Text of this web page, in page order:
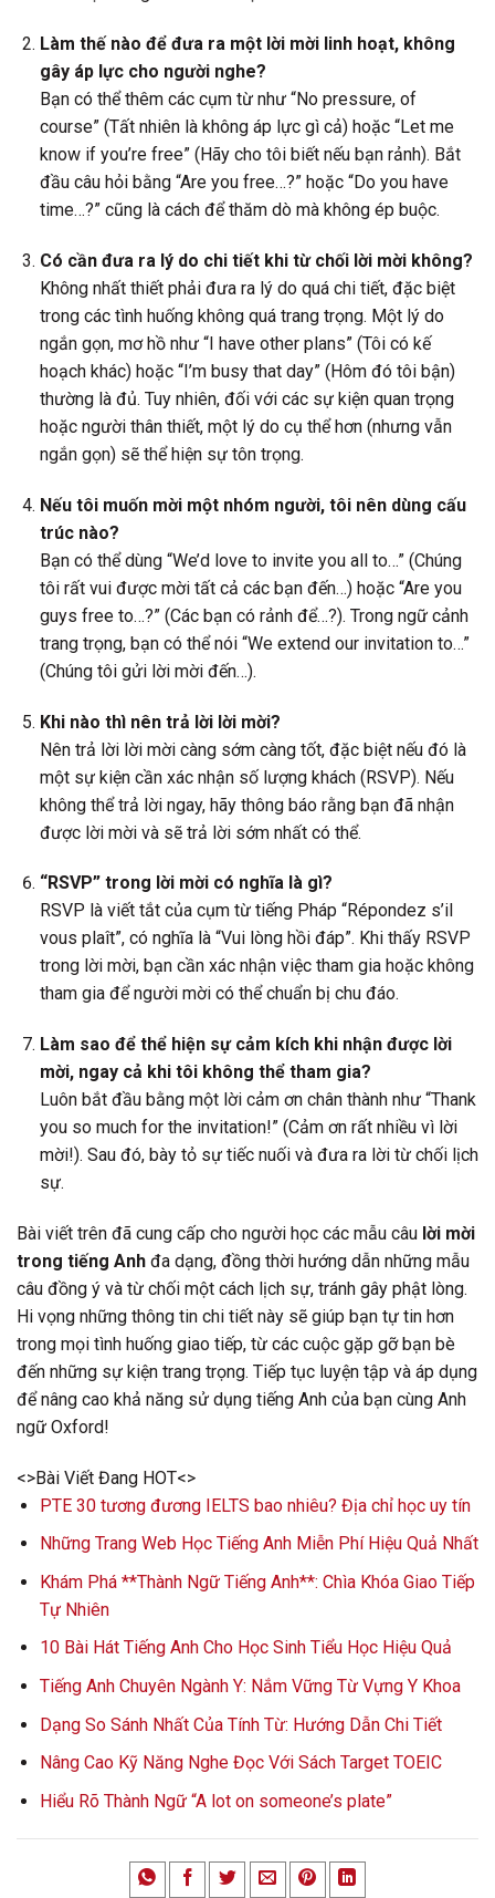
Làm thế nào để đưa ra một lời mời linh hoạt, không
gây áp lực cho người nghe?
Bạn có thể thêm các cụm từ như “No pressure, of
course” (Tất nhiên là không áp lực gì cả) hoặc “Let me
know if you’re free” (Hãy cho tôi biết nếu bạn rảnh). Bắt
đầu câu hỏi bằng “Are you free…?” hoặc “Do you have
time…?” cũng là cách để thăm dò mà không ép buộc.
Có cần đưa ra lý do chi tiết khi từ chối lời mời không?
Không nhất thiết phải đưa ra lý do quá chi tiết, đặc biệt
trong các tình huống không quá trang trọng. Một lý do
ngắn gọn, mơ hồ như “I have other plans” (Tôi có kế
hoạch khác) hoặc “I’m busy that day” (Hôm đó tôi bận)
thường là đủ. Tuy nhiên, đối với các sự kiện quan trọng
hoặc người thân thiết, một lý do cụ thể hơn (nhưng vẫn
ngắn gọn) sẽ thể hiện sự tôn trọng.
Nếu tôi muốn mời một nhóm người, tôi nên dùng cấu
trúc nào?
Bạn có thể dùng “We’d love to invite you all to…” (Chúng
tôi rất vui được mời tất cả các bạn đến…) hoặc “Are you
guys free to…?” (Các bạn có rảnh để…?). Trong ngữ cảnh
trang trọng, bạn có thể nói “We extend our invitation to…”
(Chúng tôi gửi lời mời đến…).
Khi nào thì nên trả lời lời mời?
Nên trả lời lời mời càng sớm càng tốt, đặc biệt nếu đó là
một sự kiện cần xác nhận số lượng khách (RSVP). Nếu
không thể trả lời ngay, hãy thông báo rằng bạn đã nhận
được lời mời và sẽ trả lời sớm nhất có thể.
“RSVP” trong lời mời có nghĩa là gì?
RSVP là viết tắt của cụm từ tiếng Pháp “Répondez s’il
vous plaît”, có nghĩa là “Vui lòng hồi đáp”. Khi thấy RSVP
trong lời mời, bạn cần xác nhận việc tham gia hoặc không
tham gia để người mời có thể chuẩn bị chu đáo.
Làm sao để thể hiện sự cảm kích khi nhận được lời
mời, ngay cả khi tôi không thể tham gia?
Luôn bắt đầu bằng một lời cảm ơn chân thành như “Thank
you so much for the invitation!” (Cảm ơn rất nhiều vì lời
mời!). Sau đó, bày tỏ sự tiếc nuối và đưa ra lời từ chối lịch
sự.
Bài viết trên đã cung cấp cho người học các mẫu câu lời mời
trong tiếng Anh đa dạng, đồng thời hướng dẫn những mẫu
câu đồng ý và từ chối một cách lịch sự, tránh gây phật lòng.
Hi vọng những thông tin chi tiết này sẽ giúp bạn tự tin hơn
trong mọi tình huống giao tiếp, từ các cuộc gặp gỡ bạn bè
đến những sự kiện trang trọng. Tiếp tục luyện tập và áp dụng
để nâng cao khả năng sử dụng tiếng Anh của bạn cùng Anh
ngữ Oxford!
<>Bài Viết Đang HOT<>
PTE 30 tương đương IELTS bao nhiêu? Địa chỉ học uy tín
Những Trang Web Học Tiếng Anh Miễn Phí Hiệu Quả Nhất
Khám Phá **Thành Ngữ Tiếng Anh**: Chìa Khóa Giao Tiếp
Tự Nhiên
10 Bài Hát Tiếng Anh Cho Học Sinh Tiểu Học Hiệu Quả
Tiếng Anh Chuyên Ngành Y: Nắm Vững Từ Vựng Y Khoa
Dạng So Sánh Nhất Của Tính Từ: Hướng Dẫn Chi Tiết
Nâng Cao Kỹ Năng Nghe Đọc Với Sách Target TOEIC
Hiểu Rõ Thành Ngữ “A lot on someone’s plate”